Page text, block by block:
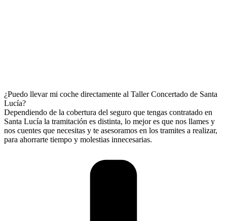
¿Puedo llevar mi coche directamente al Taller Concertado de Santa
Lucía?
Dependiendo de la cobertura del seguro que tengas contratado en
Santa Lucía la tramitación es distinta, lo mejor es que nos llames y
nos cuentes que necesitas y te asesoramos en los tramites a realizar,
para ahorrarte tiempo y molestias innecesarias.